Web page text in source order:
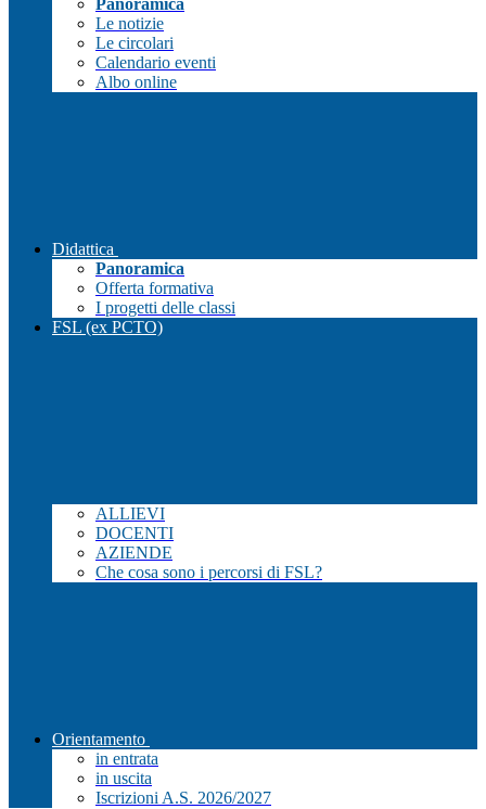
Panoramica
Le notizie
Le circolari
Calendario eventi
Albo online
Didattica
Panoramica
Offerta formativa
I progetti delle classi
FSL (ex PCTO)
ALLIEVI
DOCENTI
AZIENDE
Che cosa sono i percorsi di FSL?
Orientamento
in entrata
in uscita
Iscrizioni A.S. 2026/2027